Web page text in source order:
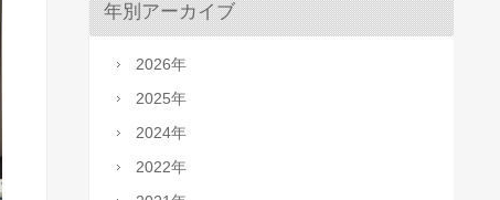
年別アーカイブ
2026年
2025年
2024年
2022年